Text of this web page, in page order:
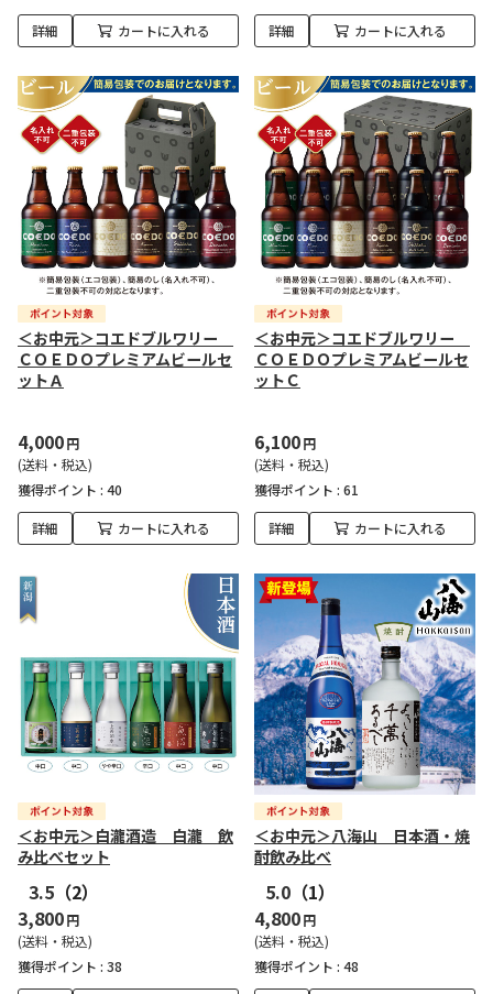
詳細 カートに入れる 詳細 カートに入れる
＜お中元＞コエドブルワリー
ＣＯＥＤＯプレミアムビールセ
ットＡ
4,000円
(送料・税込)
獲得ポイント : 40
詳細 カートに入れる
＜お中元＞コエドブルワリー
ＣＯＥＤＯプレミアムビールセ
ットＣ
6,100円
(送料・税込)
獲得ポイント : 61
詳細 カートに入れる
＜お中元＞白瀧酒造 白瀧 飲
み比べセット
3.5 （2）
3,800円
(送料・税込)
獲得ポイント : 38
＜お中元＞八海山 日本酒・焼
酎飲み比べ
5.0 （1）
4,800円
(送料・税込)
獲得ポイント : 48